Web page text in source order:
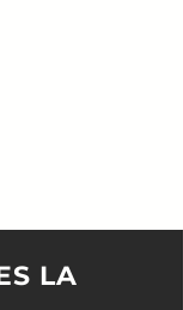
LA